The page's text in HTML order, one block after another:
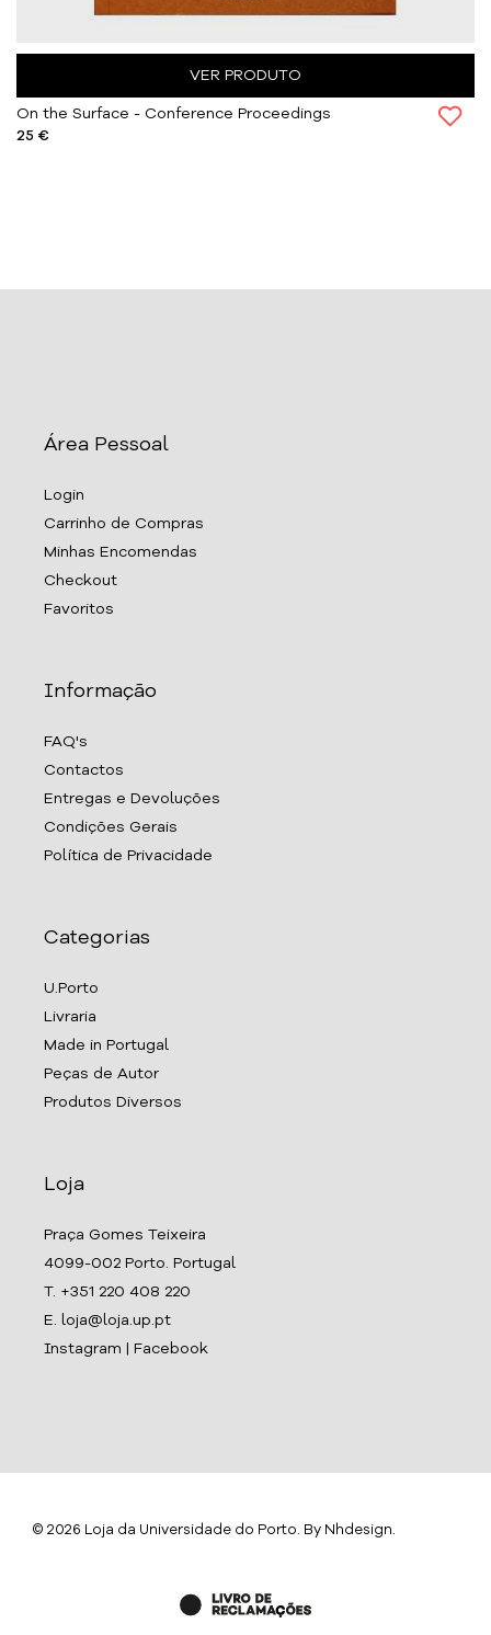
VER PRODUTO
On the Surface - Conference Proceedings
25 €
Área Pessoal
Login
Carrinho de Compras
Minhas Encomendas
Checkout
Favoritos
Informação
FAQ's
Contactos
Entregas e Devoluções
Condições Gerais
Política de Privacidade
Categorias
U.Porto
Livraria
Made in Portugal
Peças de Autor
Produtos Diversos
Loja
Praça Gomes Teixeira
4099-002 Porto. Portugal
T. +351 220 408 220
E. loja@loja.up.pt
Instagram
Facebook
© 2026 Loja da Universidade do Porto. By Nhdesign.